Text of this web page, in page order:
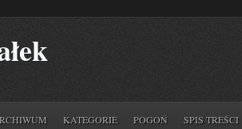
KATEGORIE POGOŃ SPIS TREŚCI